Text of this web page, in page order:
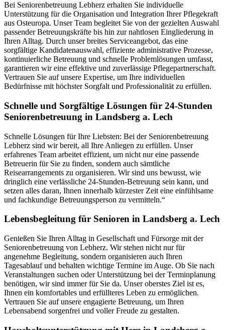
Bei Seniorenbetreuung Lebherz erhalten Sie individuelle
Unterstützung für die Organisation und Integration Ihrer Pflegekraft
aus Osteuropa. Unser Team begleitet Sie von der gezielten Auswahl
passender Betreuungskräfte bis hin zur nahtlosen Eingliederung in
Ihren Alltag. Durch unser breites Serviceangebot, das eine
sorgfältige Kandidatenauswahl, effiziente administrative Prozesse,
kontinuierliche Betreuung und schnelle Problemlösungen umfasst,
garantieren wir eine effektive und zuverlässige Pflegepartnerschaft.
Vertrauen Sie auf unsere Expertise, um Ihre individuellen
Bedürfnisse mit höchster Sorgfalt und Professionalität zu erfüllen.
Schnelle und Sorgfältige Lösungen für 24-Stunden
Seniorenbetreuung in Landsberg a. Lech
Schnelle Lösungen für Ihre Liebsten: Bei der Seniorenbetreuung
Lebherz sind wir bereit, all Ihre Anliegen zu erfüllen. Unser
erfahrenes Team arbeitet effizient, um nicht nur eine passende
Betreuerin für Sie zu finden, sondern auch sämtliche
Reisearrangements zu organisieren. Wir sind uns bewusst, wie
dringlich eine verlässliche 24-Stunden-Betreuung sein kann, und
setzen alles daran, Ihnen innerhalb kürzester Zeit eine einfühlsame
und fachkundige Betreuungsperson zu vermitteln.“
Lebensbegleitung für Senioren in Landsberg a. Lech
Genießen Sie Ihren Alltag in Gesellschaft und Fürsorge mit der
Seniorenbetreuung von Lebherz. Wir stehen nicht nur für
angenehme Begleitung, sondern organisieren auch Ihren
Tagesablauf und behalten wichtige Termine im Auge. Ob Sie nach
Veranstaltungen suchen oder Unterstützung bei der Terminplanung
benötigen, wir sind immer für Sie da. Unser oberstes Ziel ist es,
Ihnen ein komfortables und erfüllteres Leben zu ermöglichen.
Vertrauen Sie auf unsere engagierte Betreuung, um Ihren
Lebensabend sorgenfrei und voller Freude zu gestalten.